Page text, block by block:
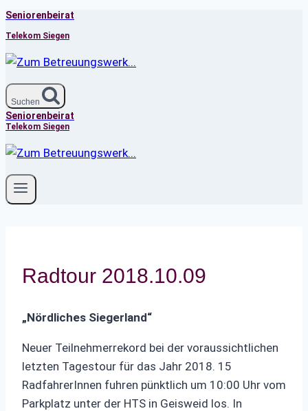
Zum
Inhalt
springen
Seniorenbeirat
Telekom Siegen
Suchen
Seniorenbeirat
Telekom Siegen
Radtour 2018.10.09
„Nördliches Siegerland“
Neuer Teilnehmerrekord bei der voraussichtlichen
letzten Tagestour für das Jahr 2018. 15
RadfahrerInnen fuhren pünktlich um 10:00 Uhr vom
Parkplatz unter der HTS in Geisweid los. In